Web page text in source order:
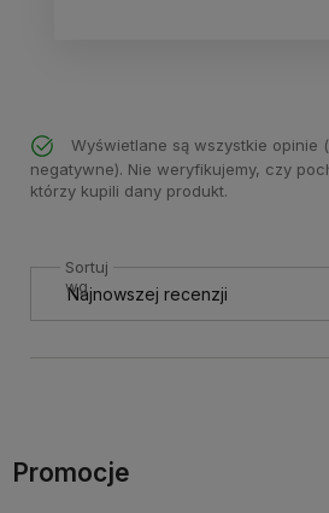
Wyświetlane są wszystkie opinie
negatywne). Nie weryfikujemy, czy
którzy kupili dany produkt.
Sortuj
wg
Promocje